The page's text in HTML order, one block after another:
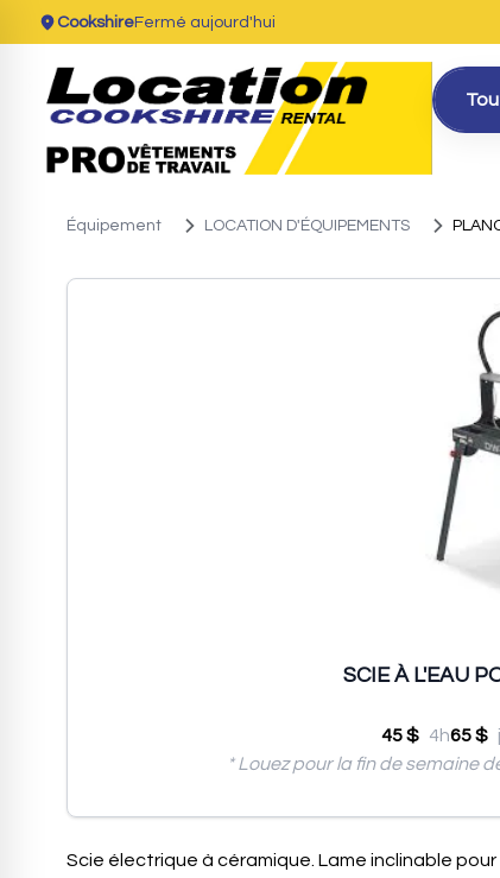
CookshireFermé aujourd'hui
Équipement LOCATION D'ÉQUIPEMENTS
SCIE À L'EAU
45 $ 4h65 $
* Louez pour la fin de semaine
Scie électrique à céramique. Lame inclinable